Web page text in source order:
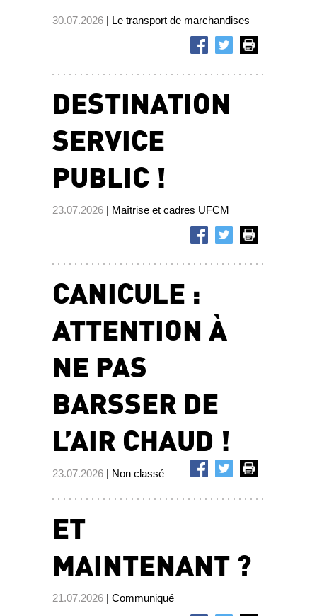
30.07.2026 | Le transport de marchandises
DESTINATION
SERVICE
PUBLIC !
23.07.2026 | Maîtrise et cadres UFCM
CANICULE :
ATTENTION À
NE PAS
BARSSER DE
L’AIR CHAUD !
23.07.2026 | Non classé
ET
MAINTENANT ?
21.07.2026 | Communiqué